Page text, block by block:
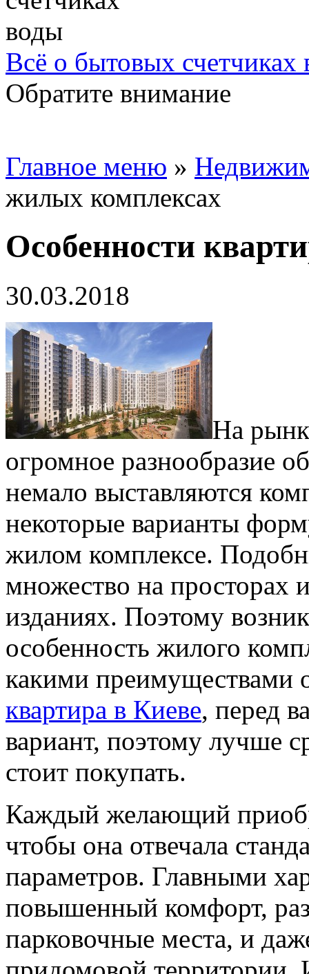
Всё о бытовых счетчиках
Обратите внимание
Главное меню »
жилых комплексах
Особенности
30.03.2018
На
огромное разнообразие
немало выставляются
некоторые варианты
жилом комплексе.
множество на просторах
изданиях. Поэтому
особенность жилого
какими преимуществами
квартира в Киеве, перед
вариант, поэтому лучше
стоит покупать.
Каждый желающий
чтобы она отвечала
параметров. Главными
повышенный комфорт,
парковочные места, и